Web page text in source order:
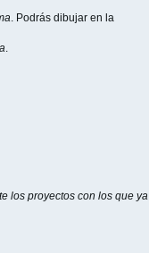
. Podrás dibujar en la
.
los proyectos con los que ya